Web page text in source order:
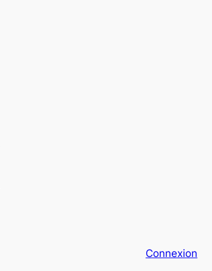
Connexion